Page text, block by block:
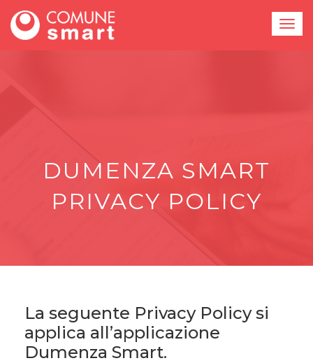
DUMENZA SMART
PRIVACY POLICY
La seguente Privacy Policy si
applica all’applicazione
Dumenza Smart.